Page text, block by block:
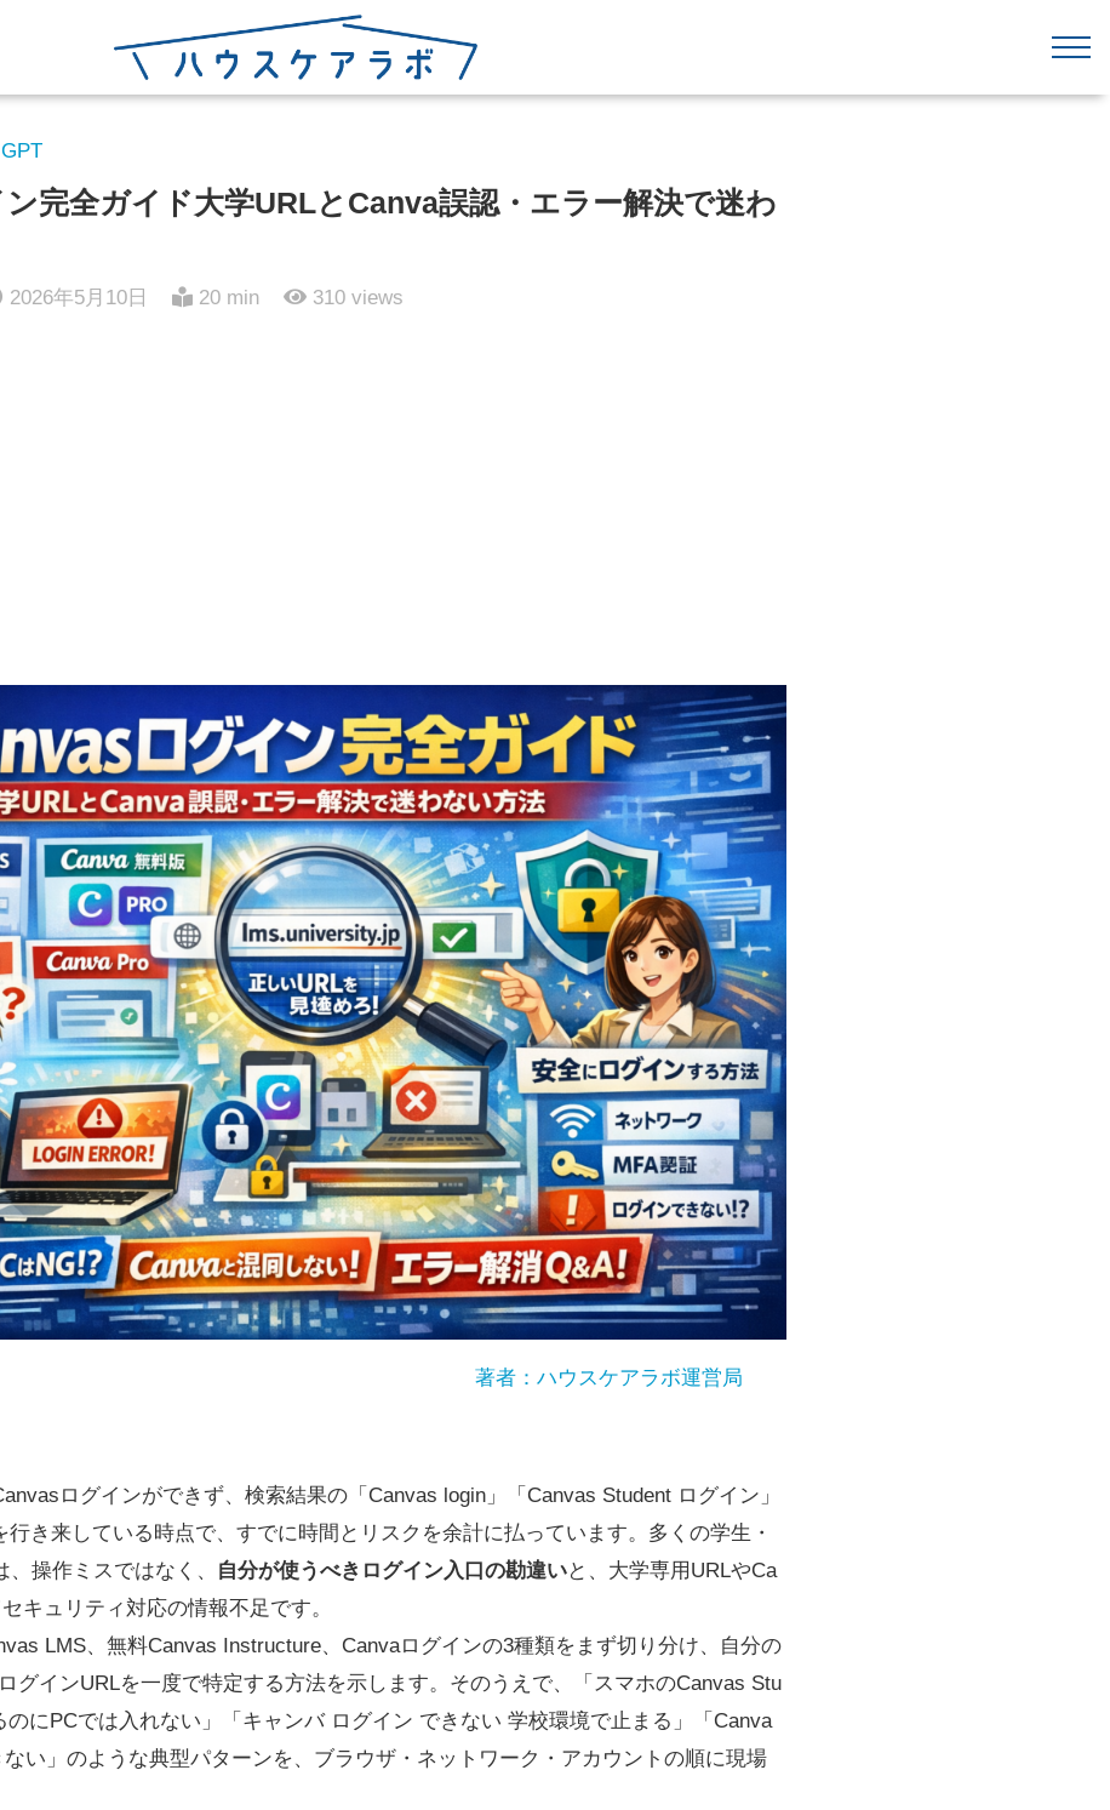
完全ガイド大学URLとCanva誤認・エラー解決で迷わ
2026年5月10日 20 min 310 views
著者：ハウスケアラボ運営局
ログインができず、検索結果の「Canvas login」「Canvas Student ログイン」
行き来している時点で、すでに時間とリスクを余計に払っています。多くの学生・
操作ミスではなく、
自分が使うべきログイン入口の勘違いと、大学専用URLやCa
キュリティ対応の情報不足です。
LMS、無料Canvas Instructure、Canvaログインの3種類をまず切り分け、自分の
グインURLを一度で特定する方法を示します。そのうえで、「スマホのCanvas Stu
のにPCでは入れない」「キャンバ ログイン できない 学校環境で止まる」「Canva
い」のような典型パターンを、ブラウザ・ネットワーク・アカウントの順に現場